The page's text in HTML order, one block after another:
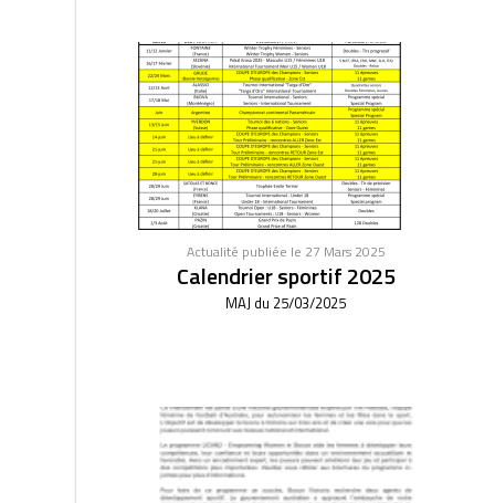
Actualité publiée le 27 Mars 2025
Calendrier sportif 2025
MAJ du 25/03/2025